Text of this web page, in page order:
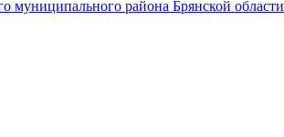
муниципального района Брянской области